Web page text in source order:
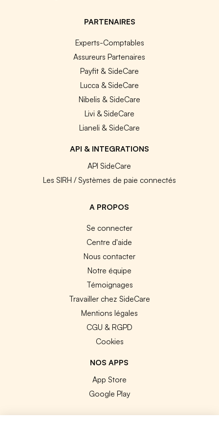
PARTENAIRES
Experts-Comptables
Assureurs Partenaires
Payfit & SideCare
Lucca & SideCare
Nibelis & SideCare
Livi & SideCare
Lianeli & SideCare
API & INTEGRATIONS
API SideCare
Les SIRH / Systèmes de paie connectés
A PROPOS
Se connecter
Centre d'aide
Nous contacter
Notre équipe
Témoignages
Travailler chez SideCare
Mentions légales
CGU & RGPD
Cookies
NOS APPS
App Store
Google Play